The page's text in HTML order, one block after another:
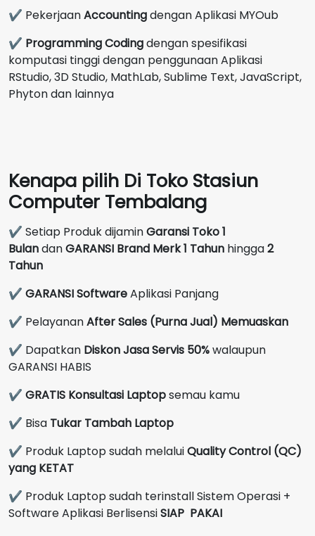
✔ PekerjaanAccountingdengan Aplikasi MYOub
✔ Programming Codingdengan spesifikasi
komputasi tinggi dengan penggunaan Aplikasi
RStudio, 3D Studio, MathLab, Sublime Text, JavaScript,
Phyton dan lainnya
Kenapa pilih Di Toko Stasiun
Computer Tembalang
✔ Setiap Produk dijaminGaransi Toko 1
BulandanGARANSI Brand Merk1 Tahun hingga2
Tahun
✔ GARANSI SoftwareAplikasi Panjang
✔ PelayananAfter Sales (Purna Jual) Memuaskan
✔ Dapatkan Diskon Jasa Servis 50%walaupun
GARANSI HABIS
✔ GRATIS Konsultasi Laptopsemau kamu
✔ Bisa Tukar Tambah Laptop
✔ Produk Laptop sudah melaluiQuality Control (QC)
yang KETAT
✔ Produk Laptop sudah terinstall Sistem Operasi +
Software Aplikasi BerlisensiSIAP PAKAI